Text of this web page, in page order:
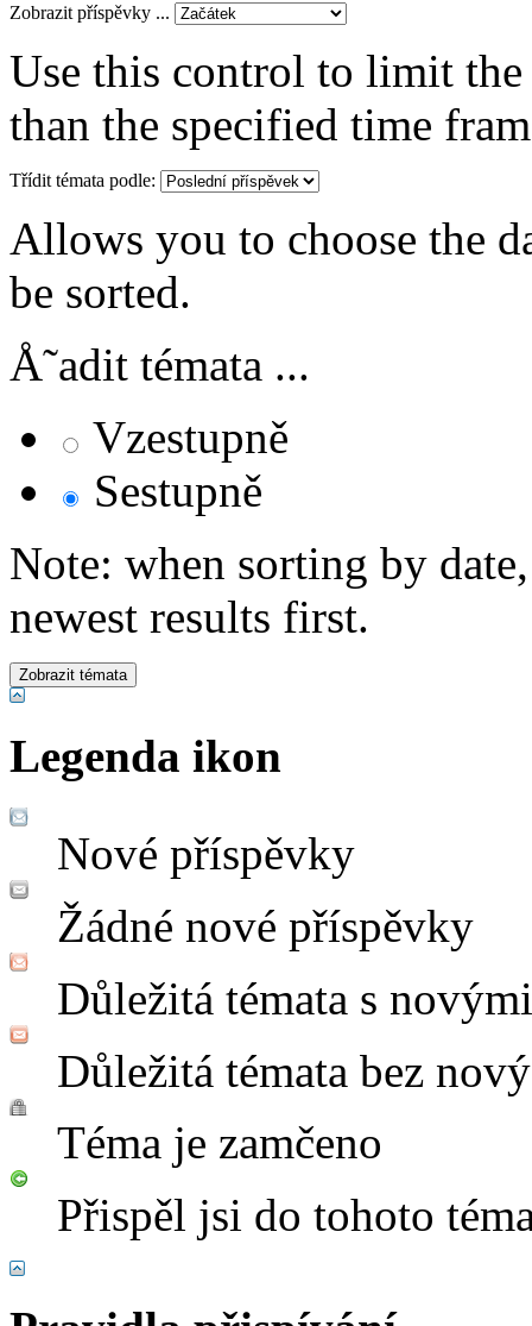
Zobrazit příspěvky ...
Use this control to limit
than the specified time
Třídit témata podle:
Allows you to choose the
be sorted.
Å˜adit témata ...
Vzestupně
Sestupně
Note: when sorting by
newest results first.
Legenda ikon
Nové příspěvky
Žádné nové příspěvky
Důležitá témata s
Důležitá témata bez
Téma je zamčeno
Přispěl jsi do tohoto